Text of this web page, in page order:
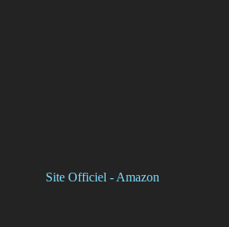
Site Officiel - Amazon